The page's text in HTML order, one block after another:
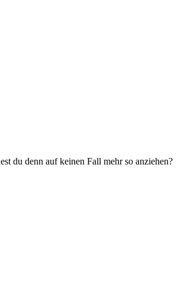
du denn auf keinen Fall mehr so anziehen?